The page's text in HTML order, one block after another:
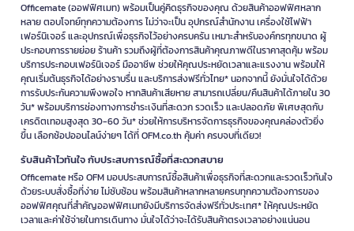
สำหรับการทำงานนอกสถานที่
ควรเน้นอุปกรณ์ที่มีน้ำหนักเหมาะสม แบตเตอรี่ใช้งานได้นาน และรองรับการ
เชื่อมต่อไร้สาย เช่น โน้ตบุ๊ก พาวเวอร์แบงก์ ฮอตสปอต สายชาร์จ และอะแดป
เตอร์ที่จำเป็น
สำหรับการประชุมและทำงานแบบ Hybrid
ควรมีเว็บแคม ไมโครโฟน หูฟัง จอภาพ และอุปกรณ์เครือข่ายที่รองรับการ
สื่อสารได้เสถียร โดยพิจารณาคุณภาพเสียง ภาพ มุมกล้อง และความเร็ว
ของอินเทอร์เน็ตร่วมกัน
สำหรับงานกราฟิก วิดีโอ และคอนเทนต์
ควรพิจารณาคอมพิวเตอร์ที่มีหน่วยประมวลผล RAM และการ์ดจอเหมาะกับ
ซอฟต์แวร์ รวมถึงพื้นที่จัดเก็บความเร็วสูง กล้อง และอุปกรณ์เสริมสำหรับ
บันทึกภาพหรือเสียง
Officemate (ออฟฟิศเมท) พร้อมเป็นคู่คิดธุรกิจของคุณ ด้วยสินค้าออฟฟิศหลาก
หลาย ตอบโจทย์ทุกความต้องการ ไม่ว่าจะเป็น อุปกรณ์สำนักงาน เครื่องใช้ไฟฟ้า
เฟอร์นิเจอร์ และอุปกรณ์เพื่อธุรกิจไว้อย่างครบครัน เหมาะสำหรับองค์กรทุกขนาด ผู้
ประกอบการรายย่อย ร้านค้า รวมถึงผู้ที่ต้องการสินค้าคุณภาพดีในราคาสุดคุ้ม พร้อม
บริการประกอบเฟอร์นิเจอร์ มืออาชีพ ช่วยให้คุณประหยัดเวลาและแรงงาน พร้อมให้
คุณเริ่มต้นธุรกิจได้อย่างราบรื่น และบริการส่งฟรีทั่วไทย* นอกจากนี้ ยังมั่นใจได้ด้วย
การรับประกันความพึงพอใจ หากสินค้าเสียหาย สามารถเปลี่ยน/คืนสินค้าได้ภายใน 30
วัน* พร้อมบริการช่องทางการชำระเงินที่สะดวก รวดเร็ว และปลอดภัย พิเศษสุดกับ
เครดิตเทอมสูงสุด 30-60 วัน* ช่วยให้การบริหารจัดการธุรกิจของคุณคล่องตัวยิ่ง
ขึ้น เลือกช้อปออนไลน์ง่ายๆ ได้ที่ OFM.co.th คุ้มค่า ครบจบที่เดียว!
รับสินค้าไวทันใจ กับประสบการณ์ซื้อที่สะดวกสบาย
Officemate หรือ OFM มอบประสบการณ์ซื้อสินค้าเพื่อธุรกิจที่สะดวกและรวดเร็วทันใจ
ด้วยระบบสั่งซื้อที่ง่าย ไม่ซับซ้อน พร้อมสินค้าหลากหลายครบทุกความต้องการของ
ออฟฟิศคุณที่สำคัญออฟฟิศเมทยังมีบริการจัดส่งฟรีทั่วประเทศ* ให้คุณประหยัด
เวลาและค่าใช้จ่ายในการเดินทาง มั่นใจได้ว่าจะได้รับสินค้าตรงเวลาอย่างแน่นอน